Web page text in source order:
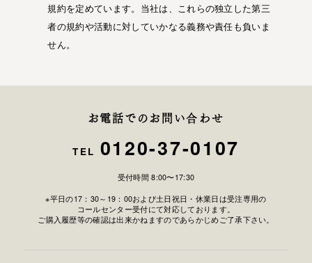
規約を定めています。当社は、これらの独立した第三
者の規約や活動に対していかなる義務や責任も負いま
せん。
お電話でのお問い合わせ
TEL 0120-37-0107
受付時間 8:00〜17:30
※平日の17：30～19：00および土日祝日・休業日は受注専用の
コールセンター受付にて対応しております。
ご購入履歴等の確認は出来かねますのであらかじめご了承下さい。